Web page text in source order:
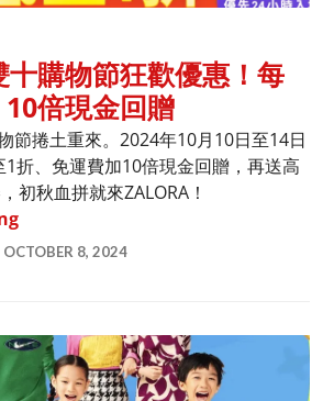
十購物節狂歡優惠！每
倍現金回贈
節捲土重來。2024年10月10日至14日
折、免運費加10倍現金回贈，再送高
初秋血拼就來ZALORA！
ZALORA 雙十購物節狂歡優惠！每日免
OCTOBER 8, 2024